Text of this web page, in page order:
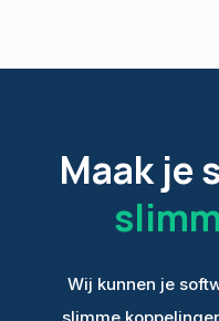
Maak je
Wij kunnen je
slimme